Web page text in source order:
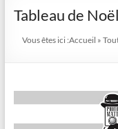
Tableau de Noël
Vous êtes ici :Accueil »